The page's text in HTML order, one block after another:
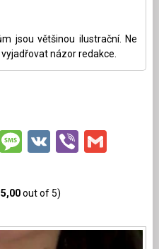
jsou většinou ilustrační. Ne
názor redakce.
Message
VKViber
5,00out of 5)